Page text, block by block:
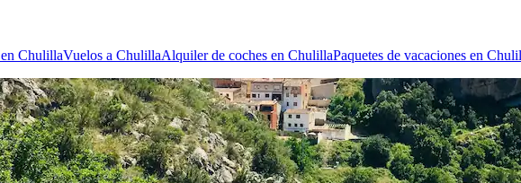
ChulillaVuelos a ChulillaAlquiler de coches en ChulillaPaquetes de vacaciones en